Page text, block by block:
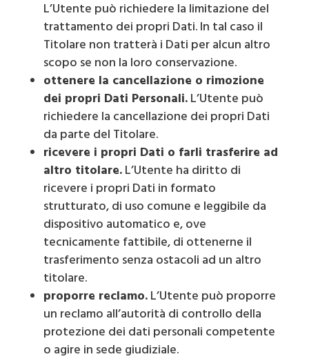
L’Utente può richiedere la limitazione del
trattamento dei propri Dati. In tal caso il
Titolare non tratterà i Dati per alcun altro
scopo se non la loro conservazione.
ottenere la cancellazione o rimozione
dei propri Dati Personali.L’Utente può
richiedere la cancellazione dei propri Dati
da parte del Titolare.
ricevere i propri Dati o farli trasferire ad
altro titolare.L’Utente ha diritto di
ricevere i propri Dati in formato
strutturato, di uso comune e leggibile da
dispositivo automatico e, ove
tecnicamente fattibile, di ottenerne il
trasferimento senza ostacoli ad un altro
titolare.
proporre reclamo.L’Utente può proporre
un reclamo all’autorità di controllo della
protezione dei dati personali competente
o agire in sede giudiziale.